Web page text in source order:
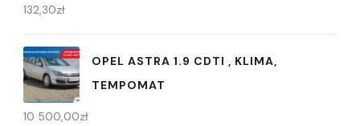
132,30zł
OPEL ASTRA 1.9 CDTI , KLIMA,
TEMPOMAT
10 500,00zł